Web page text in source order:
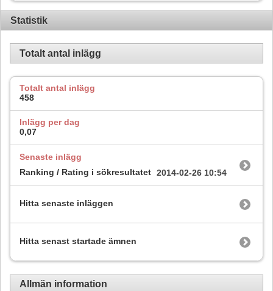
Statistik
Totalt antal inlägg
Totalt antal inlägg
458
Inlägg per dag
0,07
Senaste inlägg
Ranking / Rating i sökresultatet 2014-02-26 10:54
Hitta senaste inläggen
Hitta senast startade ämnen
Allmän information